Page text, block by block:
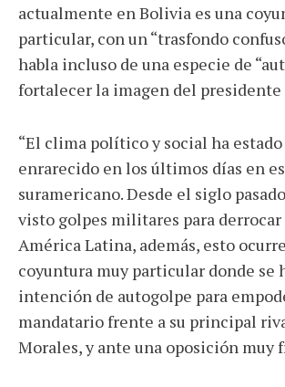
actualmente en Bolivia es una
particular, con un “trasfondo
habla incluso de una especie de
fortalecer la imagen del presidente
“El clima político y social ha
enrarecido en los últimos días en
suramericano. Desde el siglo
visto golpes militares para
América Latina, además, esto
coyuntura muy particular donde se
intención de autogolpe para
mandatario frente a su principal
Morales, y ante una oposición muy